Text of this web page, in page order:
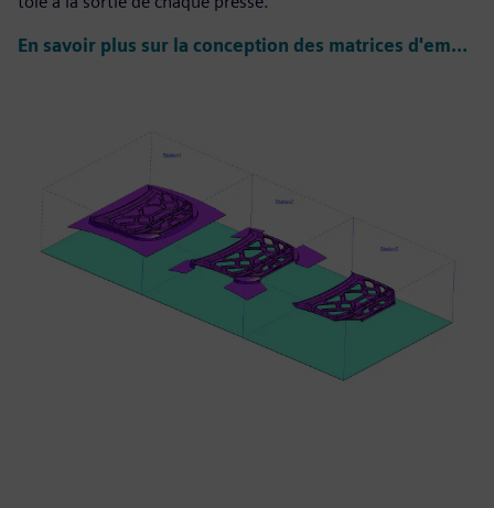
En savoir plus sur la conception des matrices d'emboutissage